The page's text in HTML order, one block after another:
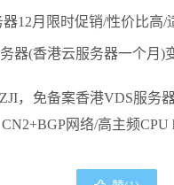
12月限时促销/性价比高/
器(香港云服务器一个月)
，免备案香港VDS服务
网络/高主频CPU